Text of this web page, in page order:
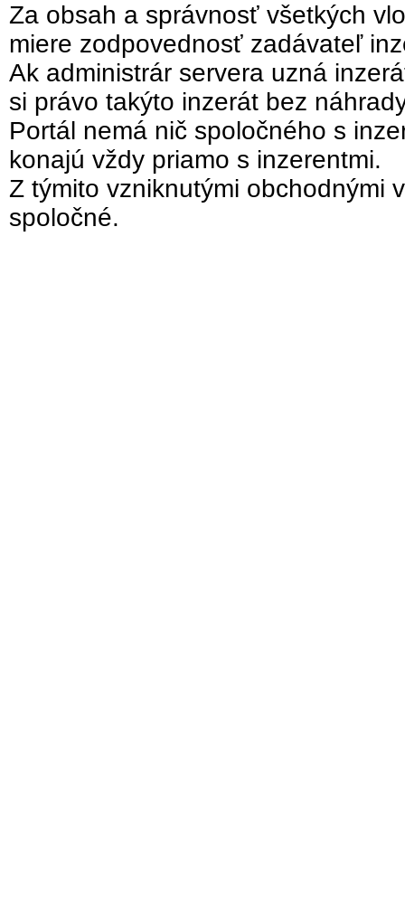
Za obsah a správnosť všetkých
miere zodpovednosť zadávateľ
Ak administrár servera uzná
si právo takýto inzerát bez
Portál nemá nič spoločného s
konajú vždy priamo s inzerentmi.
Z týmito vzniknutými obchodnými
spoločné.